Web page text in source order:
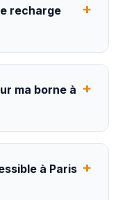
recharge
+
ma borne à +
à Paris +